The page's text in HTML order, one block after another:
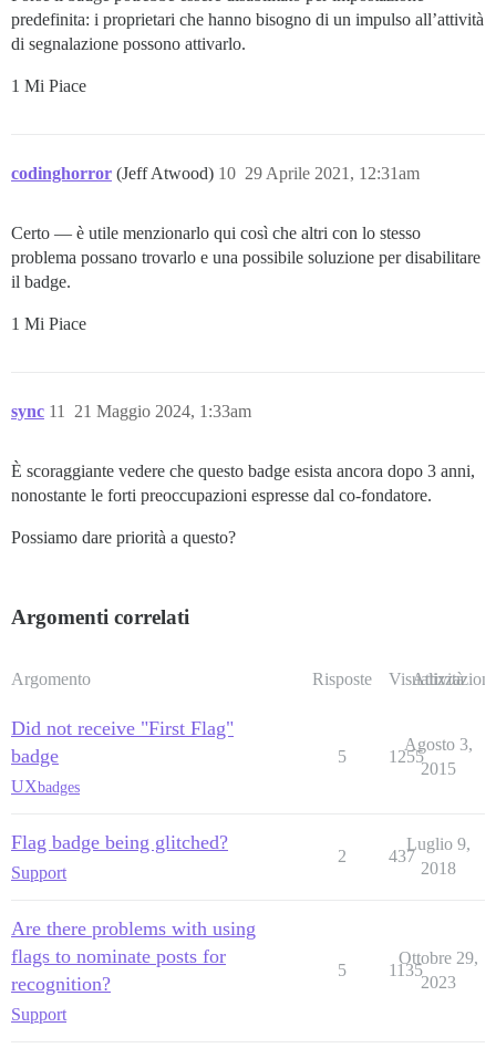
predefinita: i proprietari che hanno bisogno di un impulso all’attività
di segnalazione possono attivarlo.
1 Mi Piace
codinghorror (Jeff Atwood) 29 Aprile 2021, 12:31am
10
Certo — è utile menzionarlo qui così che altri con lo stesso
problema possano trovarlo e una possibile soluzione per disabilitare
il badge.
1 Mi Piace
sync 21 Maggio 2024, 1:33am
11
È scoraggiante vedere che questo badge esista ancora dopo 3 anni,
nonostante le forti preoccupazioni espresse dal co-fondatore.
Possiamo dare priorità a questo?
Argomenti correlati
Argomento Risposte Visualizzazioni
Attività
Did not receive "First Flag"
badge
UXbadges
5 1255
Agosto 3,
2015
Flag badge being glitched?
Support
2 437
Luglio 9,
2018
Are there problems with using
flags to nominate posts for
recognition?
Support
5 1135
Ottobre 29,
2023